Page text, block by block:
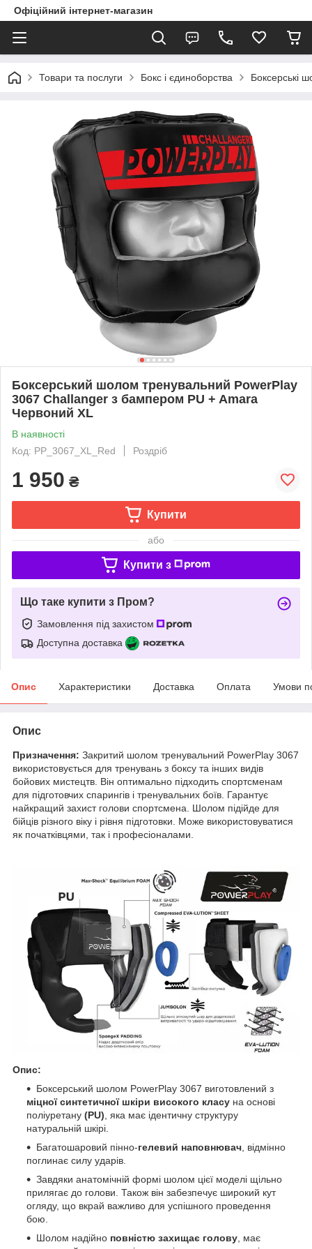
Офіційний інтернет-магазин
Товари та послуги Бокс і єдиноборства Боксерські
Боксерський шолом тренувальний PowerPlay
3067 Challanger з бампером PU + Amara
Червоний XL
В наявності
Код: PP_3067_XL_Red
Роздріб
1 950 ₴
Купити
або
Купити з
Що таке купити з Пром?
Замовлення під захистом
Доступна доставка
Опис Характеристики Доставка Оплата Умови
Опис
Призначення: Закритий шолом тренувальний PowerPlay 3067
використовується для тренувань з боксу та інших видів
бойових мистецтв. Він оптимально підходить спортсменам
для підготовчих спарингів і тренувальних боїв. Гарантує
найкращий захист голови спортсмена. Шолом підійде для
бійців різного віку і рівня підготовки. Може використовуватися
як початківцями, так і професіоналами.
Опис:
Боксерський шолом PowerPlay 3067 виготовлений з
міцної синтетичної шкіри високого класу на основі
поліуретану (PU) , яка має ідентичну структуру
натуральній шкірі.
Багатошаровий пінно-гелевий наповнювач , відмінно
поглинає силу ударів.
Завдяки анатомічній формі шолом цієї моделі щільно
прилягає до голови. Також він забезпечує широкий кут
огляду, що вкрай важливо для успішного проведення
бою.
Шолом надійно повністю захищає голову , має